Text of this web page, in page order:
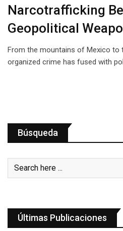
Narcotrafficking
Geopolitical
From the mountains of Mexico to
organized crime has fused with
Búsqueda
Últimas Publicaciones